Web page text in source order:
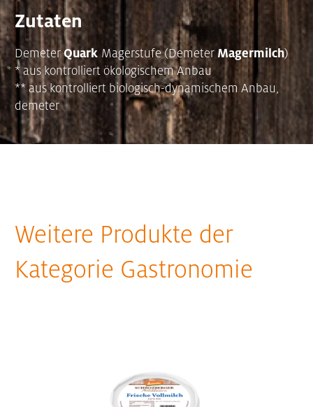
Zutaten
DemeterQuark Magerstufe (DemeterMagermilch)
* aus kontrolliert ökologischem Anbau
** aus kontrolliert biologisch-dynamischem Anbau,
demeter
Weitere Produkte der
Kategorie Gastronomie